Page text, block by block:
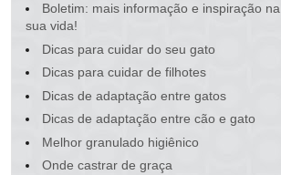
Boletim: mais informação e inspiração na
sua vida!
Dicas para cuidar do seu gato
Dicas para cuidar de filhotes
Dicas de adaptação entre gatos
Dicas de adaptação entre cão e gato
Melhor granulado higiênico
Onde castrar de graça